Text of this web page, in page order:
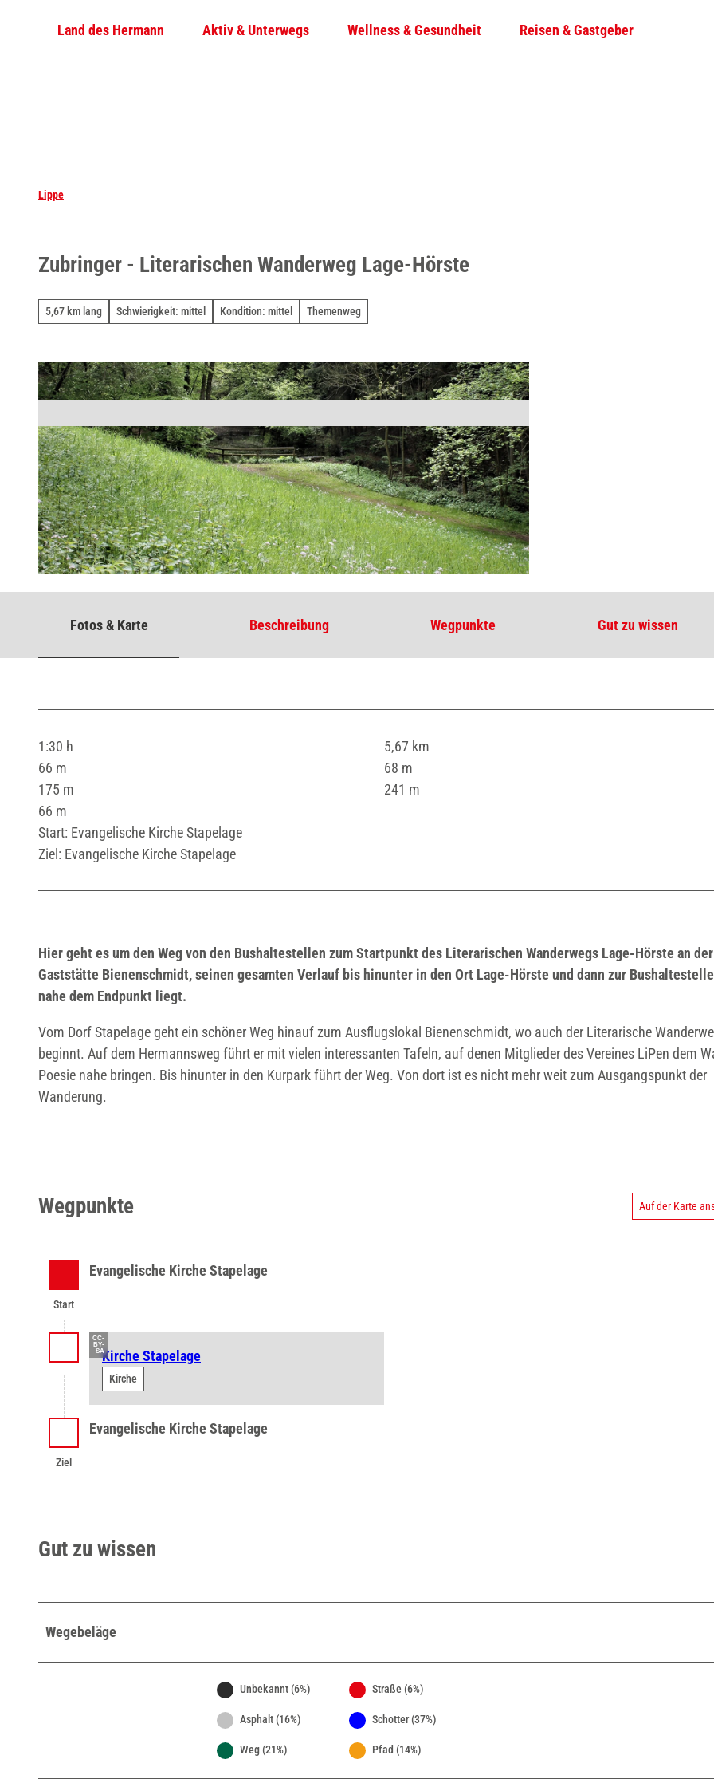
Land des Hermann Aktiv & Unterwegs Wellness & Gesundheit Reisen & Gastgeber
Lippe
Zubringer - Literarischen Wanderweg Lage-Hörste
5,67 km lang Schwierigkeit: mittel Kondition: mittel Themenweg
Fotos & Karte Beschreibung Wegpunkte Gut zu wissen
1:30 h
5,67 km
66 m
68 m
175 m
241 m
66 m
Start: Evangelische Kirche Stapelage
Ziel: Evangelische Kirche Stapelage
Hier geht es um den Weg von den Bushaltestellen zum Startpunkt des Literarischen Wanderwegs Lage-Hörste an der
Gaststätte Bienenschmidt, seinen gesamten Verlauf bis hinunter in den Ort Lage-Hörste und dann zur
nahe dem Endpunkt liegt.
Vom Dorf Stapelage geht ein schöner Weg hinauf zum Ausflugslokal Bienenschmidt, wo auch der Literarische
beginnt. Auf dem Hermannsweg führt er mit vielen interessanten Tafeln, auf denen Mitglieder des Vereines LiPen dem
Poesie nahe bringen. Bis hinunter in den Kurpark führt der Weg. Von dort ist es nicht mehr weit zum Ausgangspunkt der
Wanderung.
Wegpunkte Auf der Karte
Start
Evangelische Kirche Stapelage
CC-
BY-
SAKirche Stapelage
Kirche
Ziel
Evangelische Kirche Stapelage
Gut zu wissen
Wegebeläge
Unbekannt (6%) Straße (6%)
Asphalt (16%) Schotter (37%)
Weg (21%) Pfad (14%)